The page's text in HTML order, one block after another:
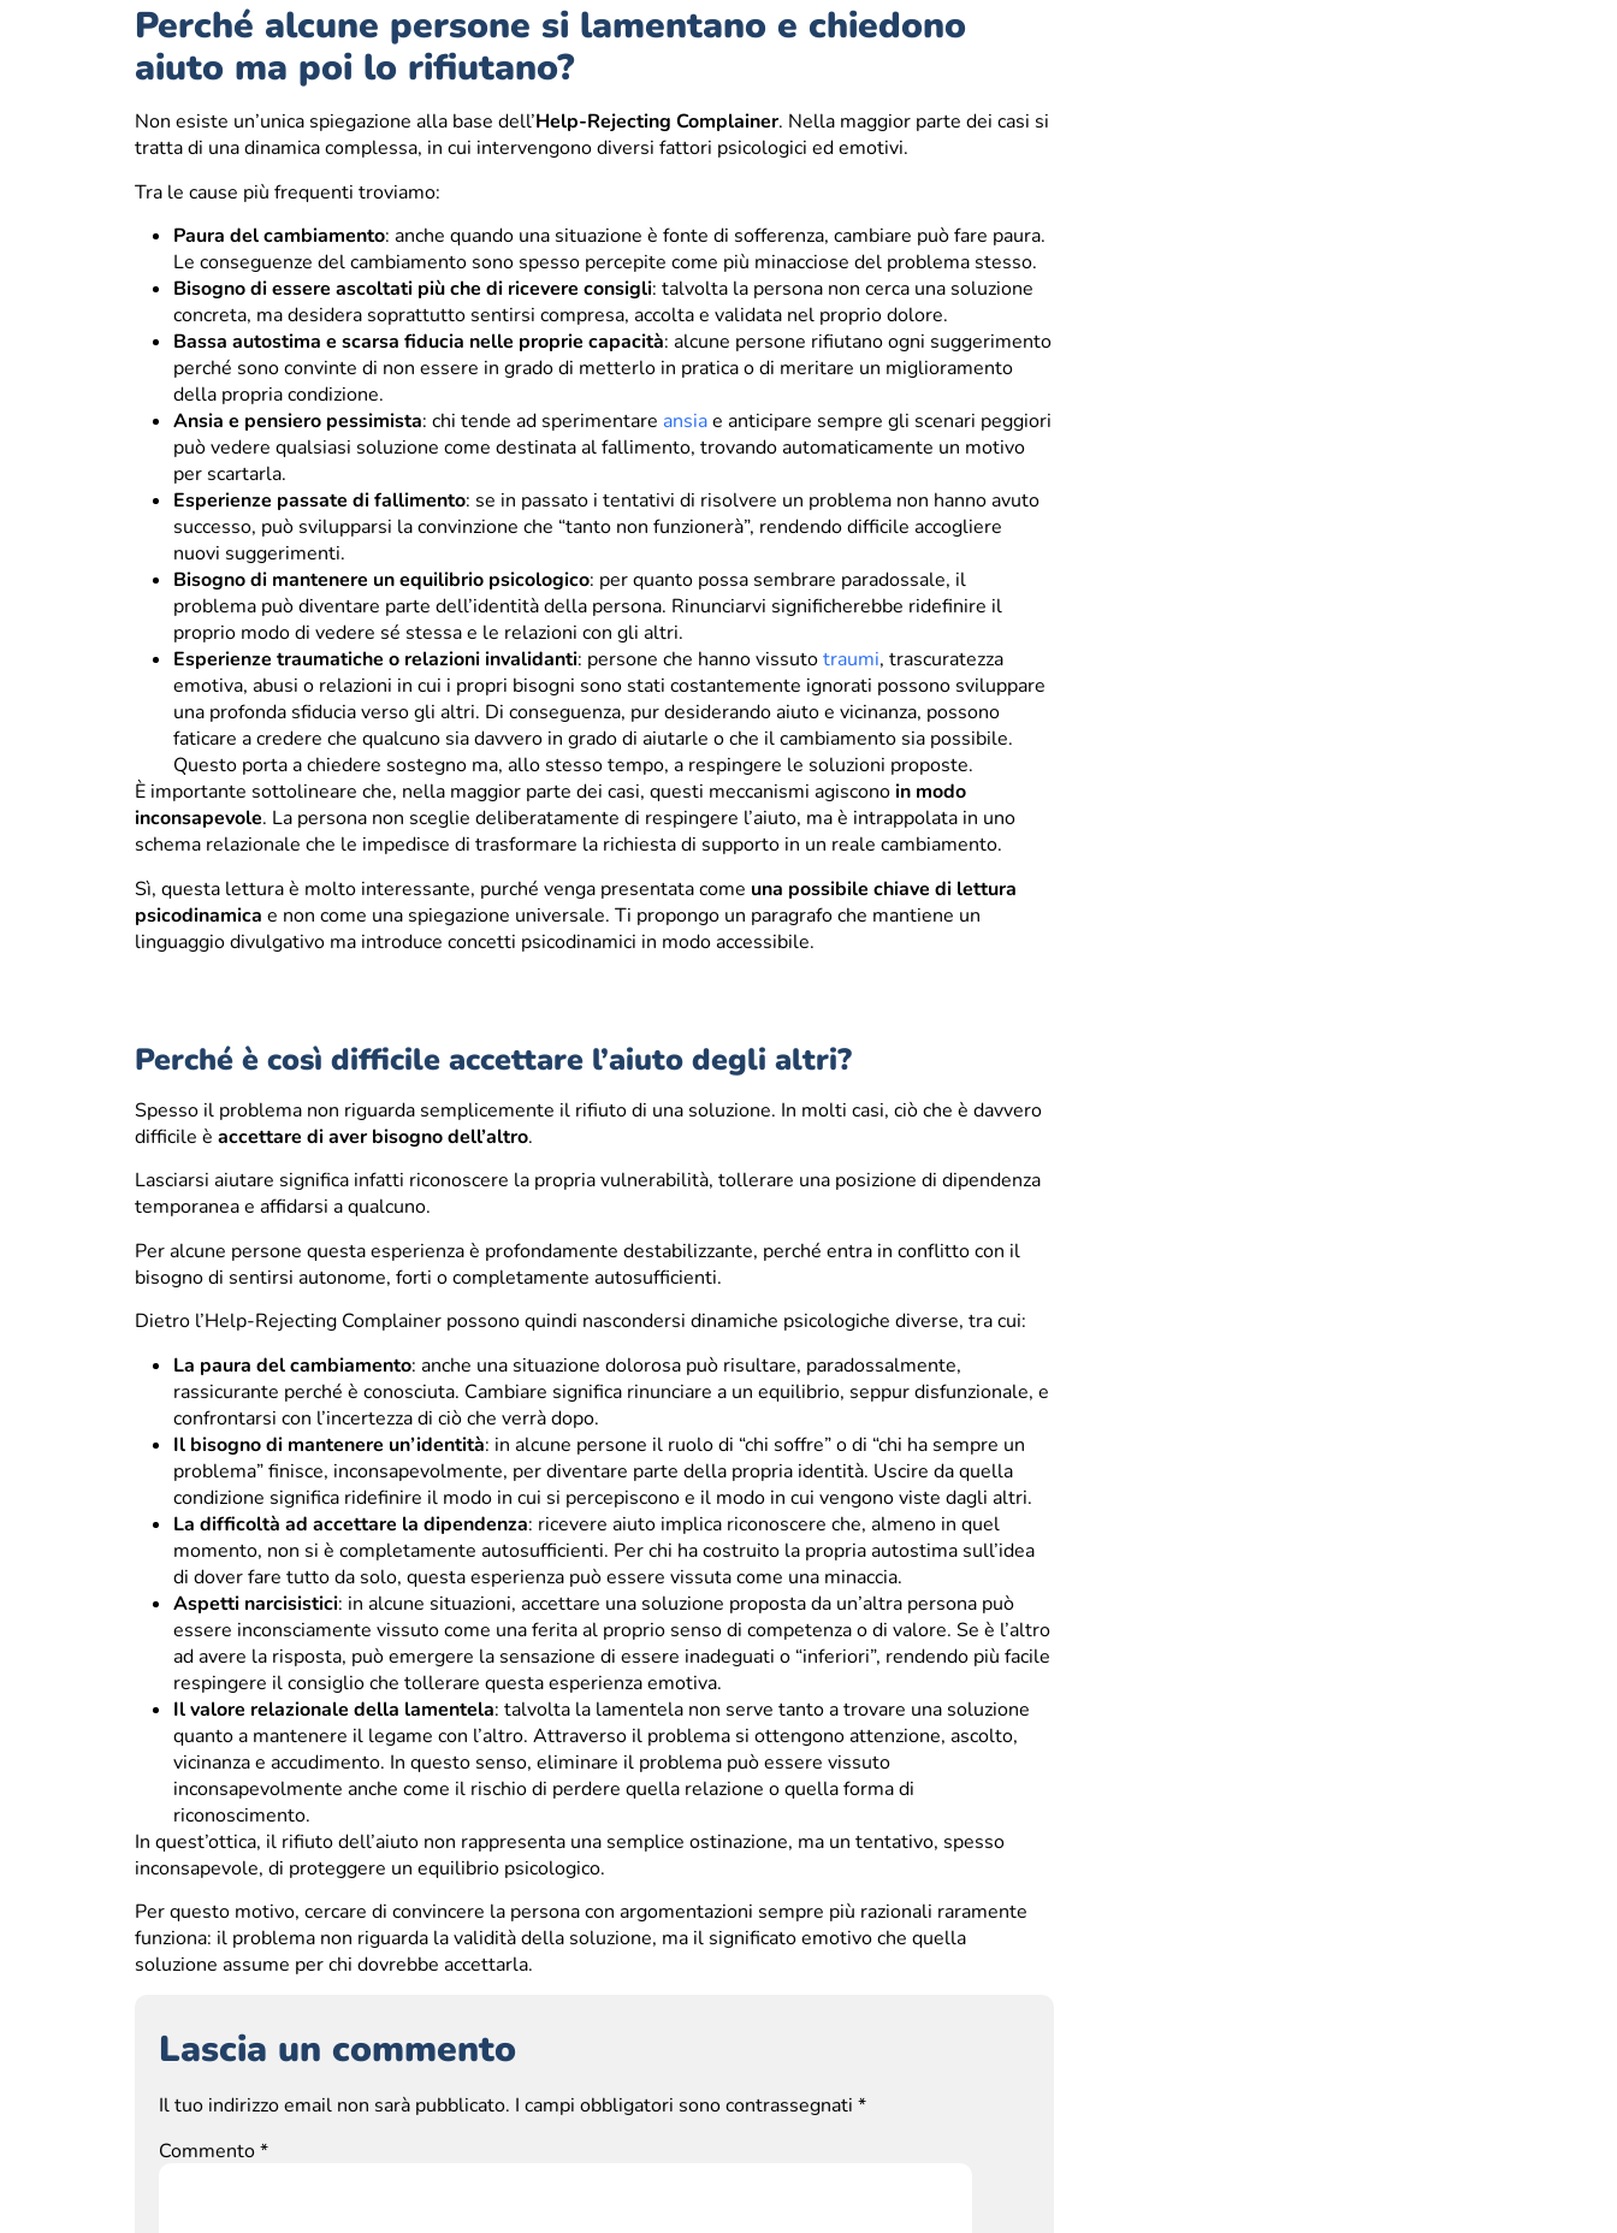
Perché alcune persone si lamentano e chiedono
aiuto ma poi lo rifiutano?
Non esiste un’unica spiegazione alla base dell’Help-Rejecting Complainer. Nella maggior parte dei casi si
tratta di una dinamica complessa, in cui intervengono diversi fattori psicologici ed emotivi.
Tra le cause più frequenti troviamo:
Paura del cambiamento: anche quando una situazione è fonte di sofferenza, cambiare può fare paura.
Le conseguenze del cambiamento sono spesso percepite come più minacciose del problema stesso.
Bisogno di essere ascoltati più che di ricevere consigli: talvolta la persona non cerca una soluzione
concreta, ma desidera soprattutto sentirsi compresa, accolta e validata nel proprio dolore.
Bassa autostima e scarsa fiducia nelle proprie capacità: alcune persone rifiutano ogni suggerimento
perché sono convinte di non essere in grado di metterlo in pratica o di meritare un miglioramento
della propria condizione.
Ansia e pensiero pessimista: chi tende ad sperimentare ansiae anticipare sempre gli scenari peggiori
può vedere qualsiasi soluzione come destinata al fallimento, trovando automaticamente un motivo
per scartarla.
Esperienze passate di fallimento: se in passato i tentativi di risolvere un problema non hanno avuto
successo, può svilupparsi la convinzione che “tanto non funzionerà”, rendendo difficile accogliere
nuovi suggerimenti.
Bisogno di mantenere un equilibrio psicologico: per quanto possa sembrare paradossale, il
problema può diventare parte dell’identità della persona. Rinunciarvi significherebbe ridefinire il
proprio modo di vedere sé stessa e le relazioni con gli altri.
Esperienze traumatiche o relazioni invalidanti: persone che hanno vissutotraumi, trascuratezza
emotiva, abusi o relazioni in cui i propri bisogni sono stati costantemente ignorati possono sviluppare
una profonda sfiducia verso gli altri. Di conseguenza, pur desiderando aiuto e vicinanza, possono
faticare a credere che qualcuno sia davvero in grado di aiutarle o che il cambiamento sia possibile.
Questo porta a chiedere sostegno ma, allo stesso tempo, a respingere le soluzioni proposte.
È importante sottolineare che, nella maggior parte dei casi, questi meccanismi agisconoin modo
inconsapevole. La persona non sceglie deliberatamente di respingere l’aiuto, ma è intrappolata in uno
schema relazionale che le impedisce di trasformare la richiesta di supporto in un reale cambiamento.
Sì, questa lettura è molto interessante, purché venga presentata come una possibile chiave di lettura
psicodinamica e non come una spiegazione universale. Ti propongo un paragrafo che mantiene un
linguaggio divulgativo ma introduce concetti psicodinamici in modo accessibile.
Perché è così difficile accettare l’aiuto degli altri?
Spesso il problema non riguarda semplicemente il rifiuto di una soluzione. In molti casi, ciò che è davvero
difficile è accettare di aver bisogno dell’altro.
Lasciarsi aiutare significa infatti riconoscere la propria vulnerabilità, tollerare una posizione di dipendenza
temporanea e affidarsi a qualcuno.
Per alcune persone questa esperienza è profondamente destabilizzante, perché entra in conflitto con il
bisogno di sentirsi autonome, forti o completamente autosufficienti.
Dietro l’Help-Rejecting Complainer possono quindi nascondersi dinamiche psicologiche diverse, tra cui:
La paura del cambiamento: anche una situazione dolorosa può risultare, paradossalmente,
rassicurante perché è conosciuta. Cambiare significa rinunciare a un equilibrio, seppur disfunzionale, e
confrontarsi con l’incertezza di ciò che verrà dopo.
Il bisogno di mantenere un’identità: in alcune persone il ruolo di “chi soffre” o di “chi ha sempre un
problema” finisce, inconsapevolmente, per diventare parte della propria identità. Uscire da quella
condizione significa ridefinire il modo in cui si percepiscono e il modo in cui vengono viste dagli altri.
La difficoltà ad accettare la dipendenza: ricevere aiuto implica riconoscere che, almeno in quel
momento, non si è completamente autosufficienti. Per chi ha costruito la propria autostima sull’idea
di dover fare tutto da solo, questa esperienza può essere vissuta come una minaccia.
Aspetti narcisistici: in alcune situazioni, accettare una soluzione proposta da un’altra persona può
essere inconsciamente vissuto come una ferita al proprio senso di competenza o di valore. Se è l’altro
ad avere la risposta, può emergere la sensazione di essere inadeguati o “inferiori”, rendendo più facile
respingere il consiglio che tollerare questa esperienza emotiva.
Il valore relazionale della lamentela: talvolta la lamentela non serve tanto a trovare una soluzione
quanto a mantenere il legame con l’altro. Attraverso il problema si ottengono attenzione, ascolto,
vicinanza e accudimento. In questo senso, eliminare il problema può essere vissuto
inconsapevolmente anche come il rischio di perdere quella relazione o quella forma di
riconoscimento.
In quest’ottica, il rifiuto dell’aiuto non rappresenta una semplice ostinazione, ma un tentativo, spesso
inconsapevole, di proteggere un equilibrio psicologico.
Per questo motivo, cercare di convincere la persona con argomentazioni sempre più razionali raramente
funziona: il problema non riguarda la validità della soluzione, ma il significato emotivo che quella
soluzione assume per chi dovrebbe accettarla.
Lascia un commento
Il tuo indirizzo email non sarà pubblicato. I campi obbligatori sono contrassegnati *
Commento*